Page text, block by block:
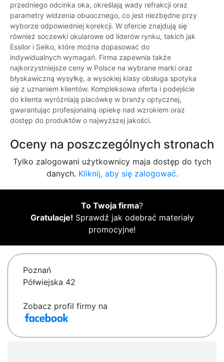
przedniego odcinka oka, określają wady refrakcji oraz
parametry widzenia obuocznego, co jest niezbędne przy
wyborze odpowiedniej korekcji. W ofercie znajdują się
również soczewki okularowe od liderów rynku, takich jak
Essilor i Seiko, które można dopasować do
indywidualnych wymagań. Firma zapewnia także
najkorzystniejsze ceny w Polsce na wybrane marki oraz
błyskawiczną wysyłkę, a wysokiej klasy obsługa spotyka
się z uznaniem klientów. Kompleksowa oferta i podejście
do klienta wyróżniają placówkę w branży optycznej,
gwarantując profesjonalną opiekę nad wzrokiem oraz
dostęp do produktów o najwyższej jakości.
Oceny na poszczególnych stronach
Tylko zalogowani użytkownicy maja dostęp do tych
danych. Kliknij, aby się zalogować.
To Twoja firma?
Gratulacje! Sprawdź jak odebrać materiały
promocyjne!
Poznań
Półwiejska 42
Zobacz profil firmy na